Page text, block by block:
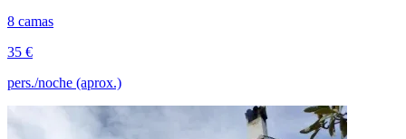
8 camas
35 €
pers./noche (aprox.)